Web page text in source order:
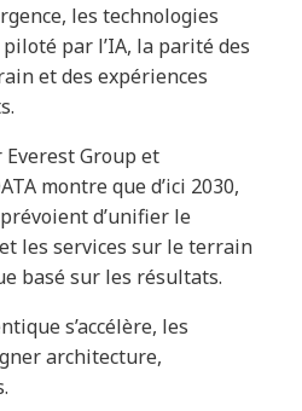
les technologies
par l’IA, la parité des
et des expériences
Group et
montre que d’ici 2030,
d’unifier le
les services sur le terrain
basé sur les résultats.
s’accélère, les
architecture,